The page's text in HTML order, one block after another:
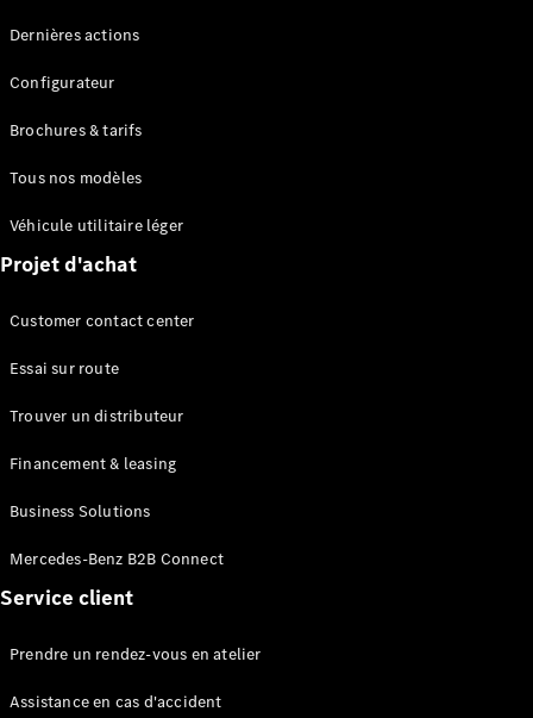
Dernières actions
Configurateur
Brochures & tarifs
Tous nos modèles
Véhicule utilitaire léger
Projet d'achat
Customer contact center
Essai sur route
Trouver un distributeur
Financement & leasing
Business Solutions
Mercedes-Benz B2B Connect
Service client
Prendre un rendez-vous en atelier
Assistance en cas d'accident